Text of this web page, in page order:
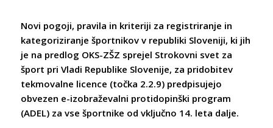
Novi pogoji, pravila in kriteriji za registriranje in
kategoriziranje športnikov v republiki Sloveniji, ki jih
je na predlog OKS-ZŠZ sprejel Strokovni svet za
šport pri Vladi Republike Slovenije, za pridobitev
tekmovalne licence (točka 2.2.9) predpisujejo
obvezen e-izobraževalni protidopinški program
(ADEL) za vse športnike od vključno 14. leta dalje.